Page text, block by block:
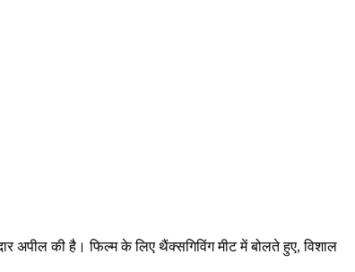
अपील की है। फिल्म के लिए थैंक्सगिविंग मीट में बोलते हुए, विशाल